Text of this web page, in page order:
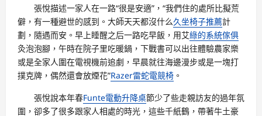
張悅描述一家人在一路“很是安適”，“我們住的處所比擬荒
僻，有一種避世的感到。大師天天都沒什么久坐椅子推薦計
劃，隨遇而安。早上睡醒之后一路吃早飯，用艾綠的系統傢俱
灸泡泡腳，午時在院子里吃暖鍋，下戰書可以出往體驗農家樂
或是全家人圍在電視機前追劇，早晨就往海邊漫步或是一塊打
撲克牌，偶然還會放煙花”Razer雷蛇電競椅 。
張悅說本年春Funte電動升降桌節少了些走親訪友的過年氛
圍，卻多了很多跟家人相處的時光，這些千紙鶴，帶著牛土豪